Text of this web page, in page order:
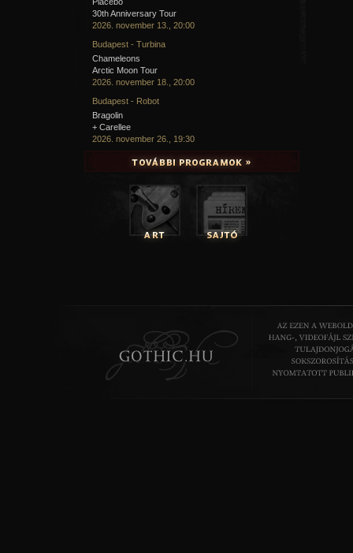
30th Anniversary Tour
2026. november 13., 20:00
Budapest - Turbina
Chameleons
Arctic Moon Tour
2026. november 18., 20:00
Budapest - Robot
Bragolin
+ Carellee
2026. november 26., 19:30